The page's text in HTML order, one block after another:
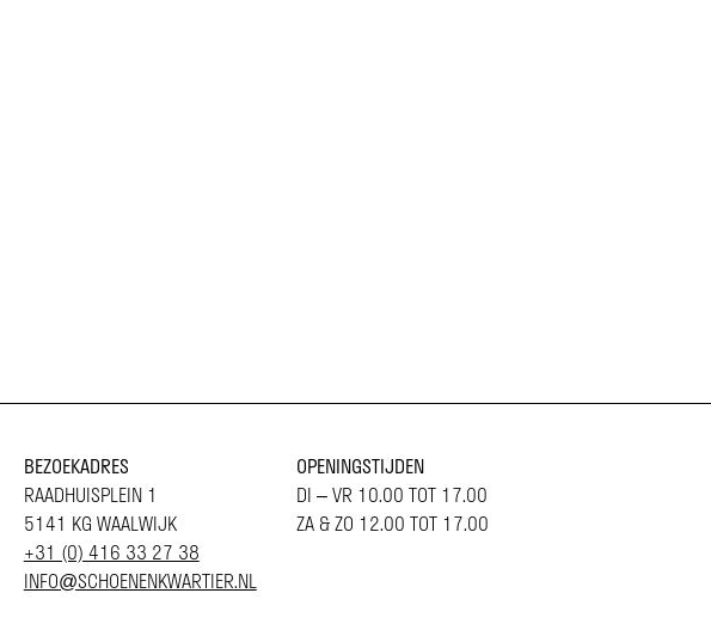
BEZOEKADRES
RAADHUISPLEIN 1
5141 KG WAALWIJK
+31 (0) 416 33 27 38
INFO@SCHOENENKWARTIER.NL
OPENINGSTIJDEN
DI – VR 10.00 TOT 17.00
ZA & ZO 12.00 TOT 17.00